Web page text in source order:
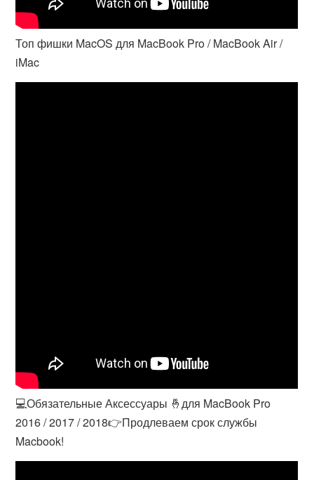
Топ фишки MacOS для MacBook Pro / MacBook Air /
iMac
💻Обязательные Аксессуары 🤞для MacBook Pro
2016 / 2017 / 2018👉Продлеваем срок службы
Macbook!